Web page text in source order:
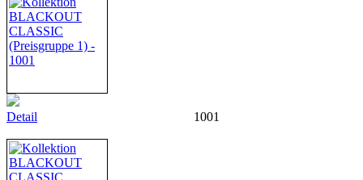
Detail 1001